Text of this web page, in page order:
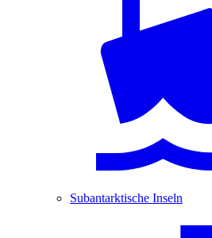
Subantarktische Inseln